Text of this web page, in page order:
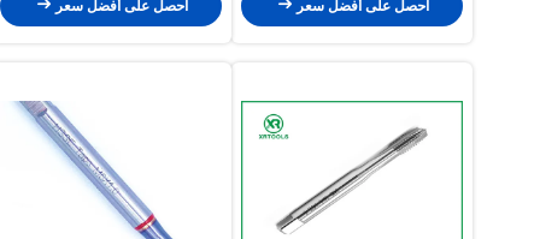
احصل على أفضل سعر
احصل على أفضل سعر